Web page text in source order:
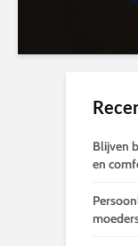
Blijven
en